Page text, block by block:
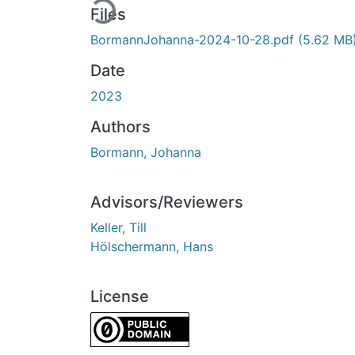
Files
BormannJohanna-2024-10-28.pdf (5.62 MB)
Date
2023
Authors
Bormann, Johanna
Advisors/Reviewers
Keller, Till
Hölschermann, Hans
License